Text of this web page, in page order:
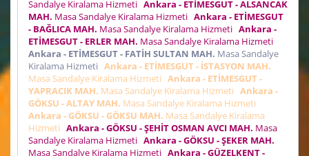
Sandalye Kiralama Hizmeti Ankara - ETİMESGUT - ALSANCAK
MAH. Masa Sandalye Kiralama Hizmeti Ankara - ETİMESGUT
- BAĞLICA MAH. Masa Sandalye Kiralama Hizmeti Ankara -
ETİMESGUT - ERLER MAH. Masa Sandalye Kiralama Hizmeti
Ankara - ETİMESGUT - FATİH SULTAN MAH. Masa Sandalye
Kiralama Hizmeti Ankara - ETİMESGUT - İSTASYON MAH.
Masa Sandalye Kiralama Hizmeti Ankara - ETİMESGUT -
YAPRACIK MAH. Masa Sandalye Kiralama Hizmeti Ankara -
GÖKSU - ALTAY MAH. Masa Sandalye Kiralama Hizmeti
Ankara - GÖKSU - GÖKSU MAH. Masa Sandalye Kiralama
Hizmeti Ankara - GÖKSU - ŞEHİT OSMAN AVCI MAH. Masa
Sandalye Kiralama Hizmeti Ankara - GÖKSU - ŞEKER MAH.
Masa Sandalye Kiralama Hizmeti Ankara - GÜZELKENT -